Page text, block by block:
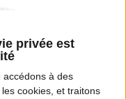
privée est
accédons à des
cookies, et traitons